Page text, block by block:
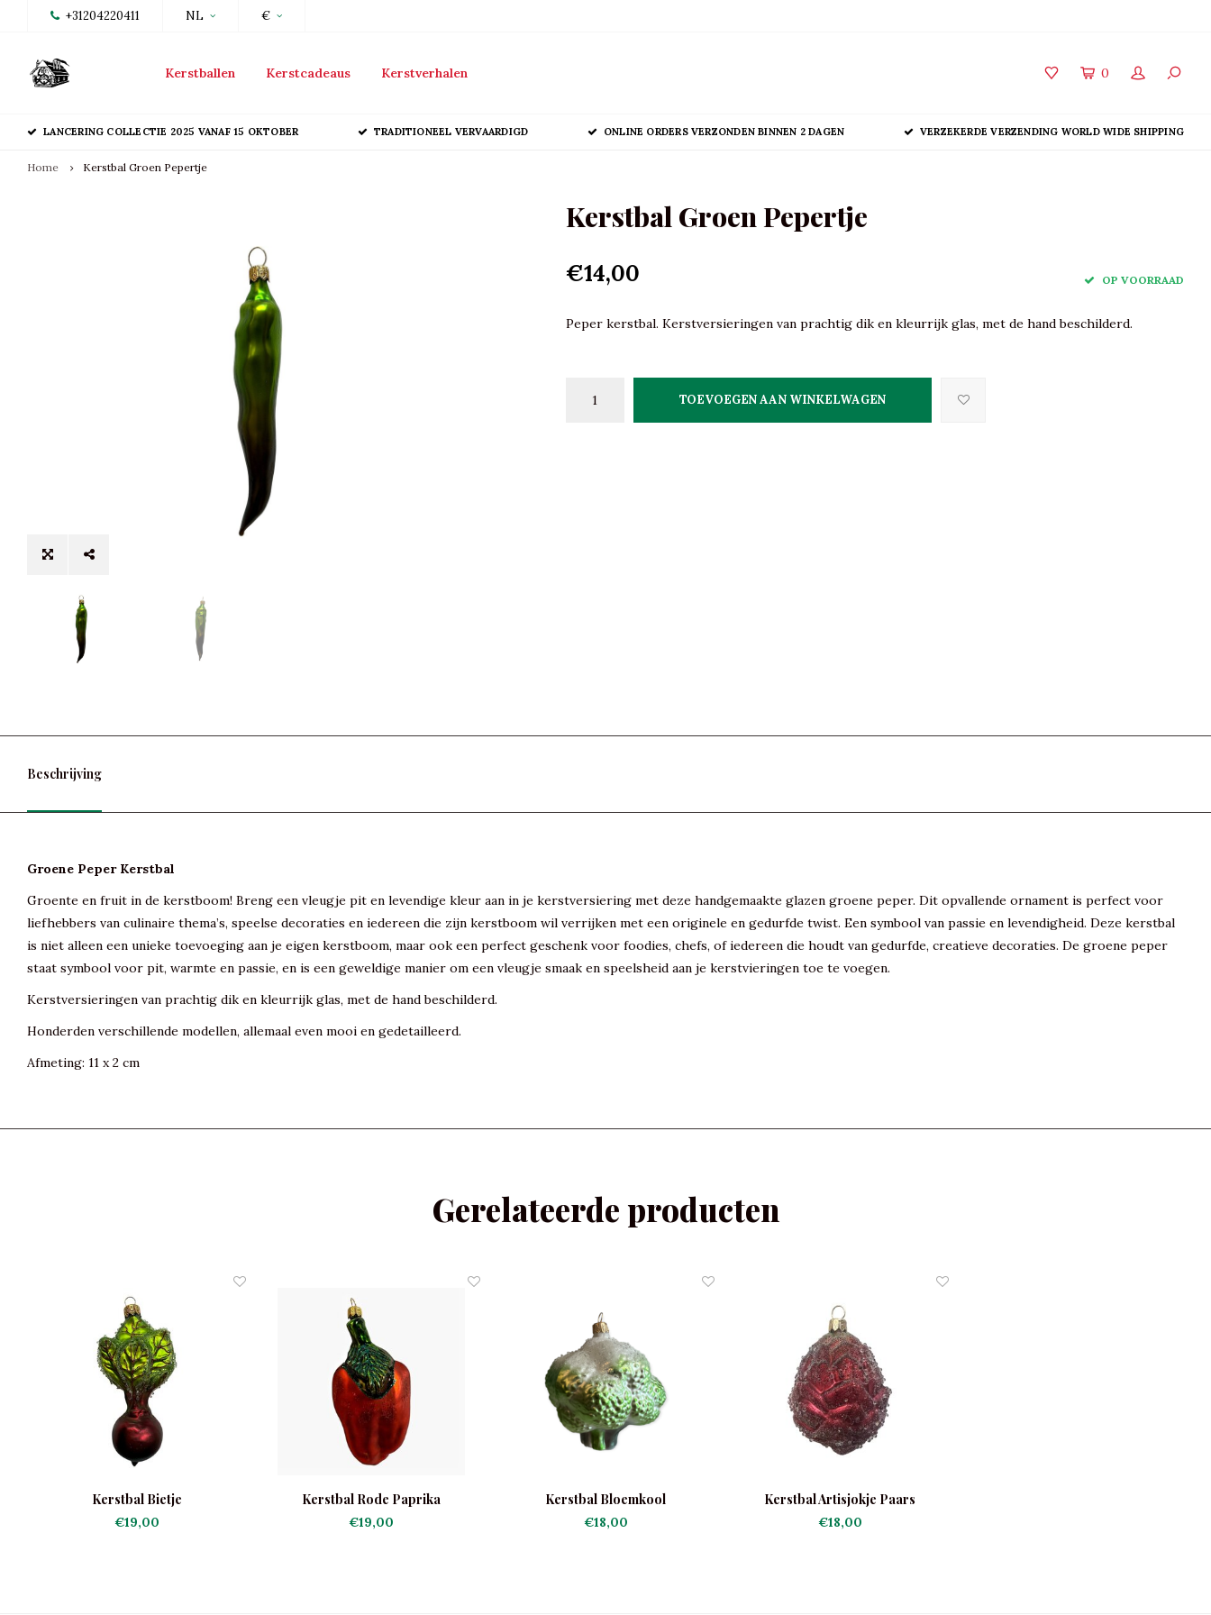
+31204220411 NL €
Kerstballen Kerstcadeaus Kerstverhalen 0
LANCERING COLLECTIE 2025 VANAF 15 OKTOBER TRADITIONEEL VERVAARDIGD ONLINE ORDERS VERZONDEN BINNEN 2 DAGEN VERZEKERDE VERZENDING WORLD WIDE SHIPPING
Home Kerstbal Groen Pepertje
Kerstbal Groen Pepertje
€14,00 OP VOORRAAD
Peper kerstbal. Kerstversieringen van prachtig dik en kleurrijk glas, met de hand beschilderd.
TOEVOEGEN AAN WINKELWAGEN
Beschrijving
Groene Peper Kerstbal
Groente en fruit in de kerstboom! Breng een vleugje pit en levendige kleur aan in je kerstversiering met deze handgemaakte glazen groene peper. Dit opvallende ornament is perfect voor
liefhebbers van culinaire thema’s, speelse decoraties en iedereen die zijn kerstboom wil verrijken met een originele en gedurfde twist. Een symbool van passie en levendigheid. Deze kerstbal
is niet alleen een unieke toevoeging aan je eigen kerstboom, maar ook een perfect geschenk voor foodies, chefs, of iedereen die houdt van gedurfde, creatieve decoraties. De groene peper
staat symbool voor pit, warmte en passie, en is een geweldige manier om een vleugje smaak en speelsheid aan je kerstvieringen toe te voegen.
Kerstversieringen van prachtig dik en kleurrijk glas, met de hand beschilderd.
Honderden verschillende modellen, allemaal even mooi en gedetailleerd.
Afmeting: 11 x 2 cm
Gerelateerde producten
Kerstbal Bietje
€19,00
Kerstbal Rode Paprika
€19,00
Kerstbal Bloemkool
€18,00
Kerstbal Artisjokje Paars
€18,00